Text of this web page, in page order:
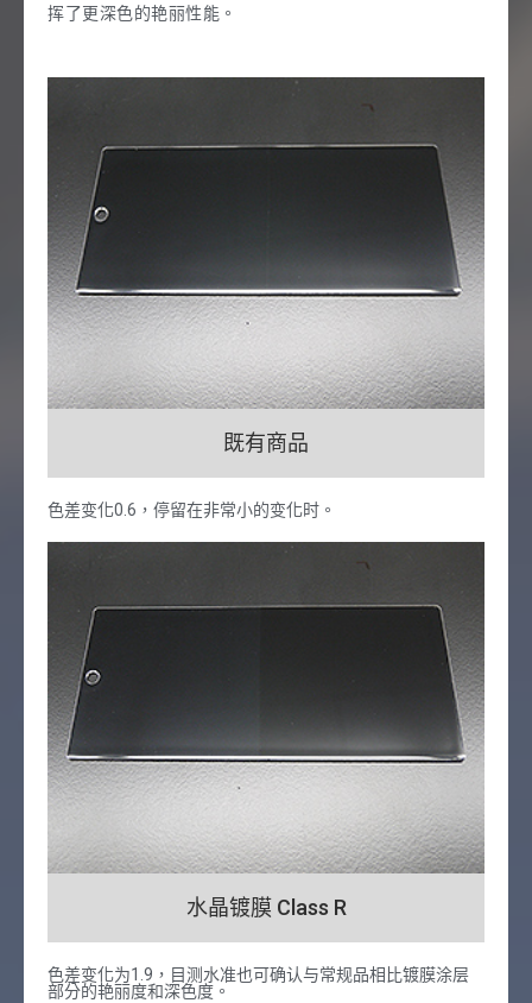
挥了更深色的艳丽性能。
既有商品
色差变化0.6，停留在非常小的变化时。
水晶镀膜 Class R
色差变化为1.9，目测水准也可确认与常规品相比镀膜涂层
部分的艳丽度和深色度。